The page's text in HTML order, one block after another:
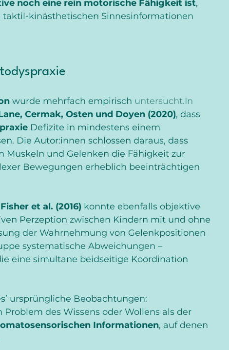
noch eine rein motorische Fähigkeit ist,
kinästhetischen Sinnesinformationen
wurde mehrfach empirisch untersucht.In
Cermak, Osten und Doyen (2020), dass
Defizite in mindestens einem
Die Autor:innen schlossen daraus, dass
Muskeln und Gelenken die Fähigkeit zur
Bewegungen erheblich beeinträchtigen
Fisher et al. (2016) konnte ebenfalls objektive
Perzeption zwischen Kindern mit und ohne
der Wahrnehmung von Gelenkpositionen
systematische Abweichungen –
eine simultane beidseitige Koordination
ursprüngliche Beobachtungen:
des Wissens oder Wollens als der
Informationen, auf denen